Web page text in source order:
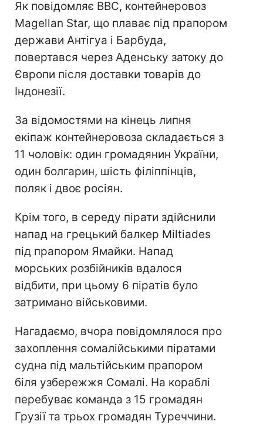
Як повідомляє BBC, контейнеровоз
Magellan Star, що плаває під прапором
держави Антігуа і Барбуда,
повертався через Аденську затоку до
Європи після доставки товарів до
Індонезії.
За відомостями на кінець липня
екіпаж контейнеровоза складається з
11 чоловік: один громадянин України,
один болгарин, шість філіппінців,
поляк і двоє росіян.
Крім того, в середу пірати здійснили
напад на грецький балкер Miltiades
під прапором Ямайки. Напад
морських розбійників вдалося
відбити, при цьому 6 піратів було
затримано військовими.
Нагадаємо, вчора повідомлялося про
захоплення сомалійськими піратами
судна під мальтійським прапором
біля узбережжя Сомалі. На кораблі
перебуває команда з 15 громадян
Грузії та трьох громадян Туреччини.